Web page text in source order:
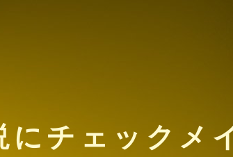
にチェックメ